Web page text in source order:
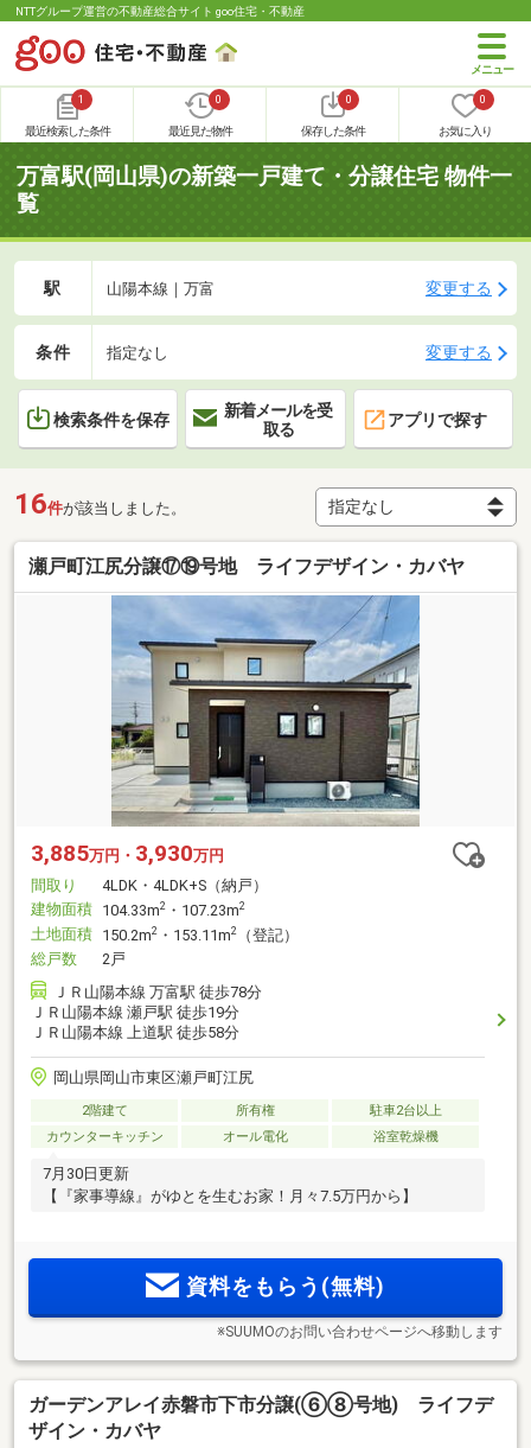
NTTグループ運営の不動産総合サイト goo住宅・不動産
1
最近検索した条件
0
最近見た物件
0
保存した条件
0
お気に入り
万富駅(岡山県)の新築一戸建て・分譲住宅 物件一
覧
駅 山陽本線｜万富 変更する
条件 指定なし 変更する
検索条件を保存
新着メールを受
取る
アプリで探す
16件が該当しました。
瀬戸町江尻分譲⑰⑲号地 ライフデザイン・カバヤ
3,885万円・ 3,930万円
間取り
4LDK・4LDK+S（納戸）
建物面積 104.33m2 ・107.23m2
土地面積 150.2m2 ・153.11m2
（登記）
総戸数
2戸
ＪＲ山陽本線 万富駅 徒歩78分
ＪＲ山陽本線 瀬戸駅 徒歩19分
ＪＲ山陽本線 上道駅 徒歩58分
岡山県岡山市東区瀬戸町江尻
2階建て 所有権
駐車2台以上
カウンターキッチン
オール電化 浴室乾燥機
7月30日更新
【『家事導線』がゆとを生むお家！月々7.5万円から】
資料をもらう(無料)
※SUUMOのお問い合わせページへ移動します
ガーデンアレイ赤磐市下市分譲(⑥⑧号地) ライフデ
ザイン・カバヤ